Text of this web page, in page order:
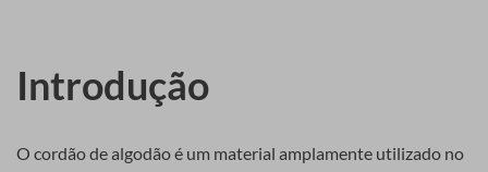
Introdução
O cordão de algodão é um material amplamente utilizado no